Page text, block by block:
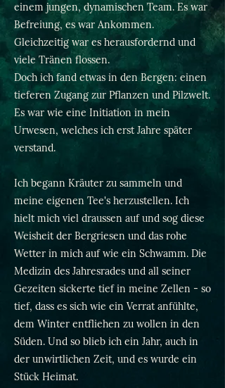
einem jungen, dynamischen Team. Es war
Befreiung, es war Ankommen.
Gleichzeitig war es herausfordernd und
viele Tränen flossen.
Doch ich fand etwas in den Bergen: einen
tieferen Zugang zur Pflanzen und Pilzwelt.
Es war wie eine Initiation in mein
Urwesen, welches ich erst Jahre später
verstand.
Ich begann Kräuter zu sammeln und
meine eigenen Tee's herzustellen. Ich
hielt mich viel draussen auf und sog diese
Weisheit der Bergriesen und das rohe
Wetter in mich auf wie ein Schwamm. Die
Medizin des Jahresrades und all seiner
Gezeiten sickerte tief in meine Zellen - so
tief, dass es sich wie ein Verrat anfühlte,
dem Winter entfliehen zu wollen in den
Süden. Und so blieb ich ein Jahr, auch in
der unwirtlichen Zeit, und es wurde ein
Stück Heimat.